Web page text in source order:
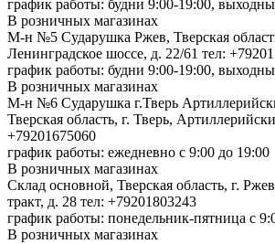
график работы: будни 9:00-19:00,
В розничных магазинах
М-н №5 Сударушка Ржев, Тверская
Ленинградское шоссе, д. 22/61 тел:
график работы: будни 9:00-19:00,
В розничных магазинах
М-н №6 Сударушка г.Тверь
Тверская область, г. Тверь,
+79201675060
график работы: ежедневно с 9:00 до 19:00
В розничных магазинах
Склад основной, Тверская область, г.
тракт, д. 28 тел: +79201803243
график работы: понедельник-пятница с
В розничных магазинах